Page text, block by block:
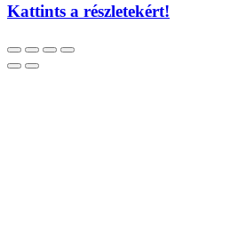
Kattints a részletekért!